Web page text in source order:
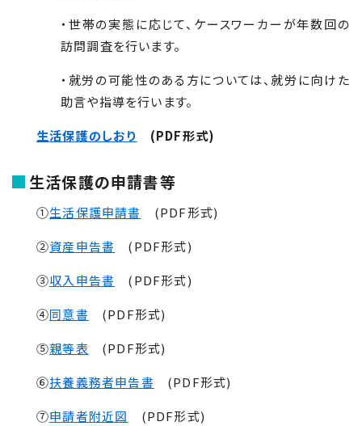
・世帯の実態に応じて、ケースワーカーが年数回の
訪問調査を行います。
・就労の可能性のある方については、就労に向けた
助言や指導を行います。
生活保護のしおり
(PDF形式)
生活保護の申請書等
①生活保護申請書
(PDF形式)
②資産申告書
(PDF形式)
③収入申告書
(PDF形式)
④同意書 (PDF形式)
⑤親等表 (PDF形式)
⑥扶養義務者申告書 (PDF形式)
⑦申請者附近図
(PDF形式)